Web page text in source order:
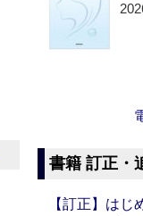
書籍 訂正・
【訂正】は